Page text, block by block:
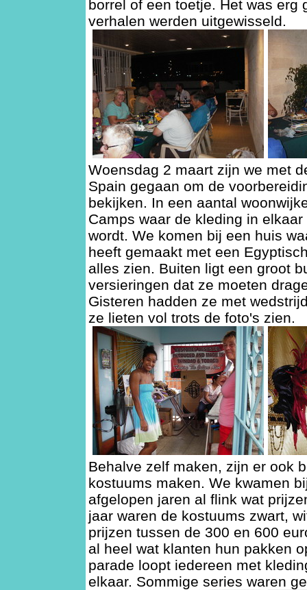
borrel of een toetje. Het was erg
verhalen werden uitgewisseld.
Woensdag 2 maart zijn we met
Spain gegaan om de
bekijken. In een aantal
Camps waar de kleding in
wordt. We komen bij een huis
heeft gemaakt met een
alles zien. Buiten ligt een groot
versieringen dat ze moeten
Gisteren hadden ze met
ze lieten vol trots de foto's zien.
Behalve zelf maken, zijn er ook
kostuums maken. We kwamen
afgelopen jaren al flink wat
jaar waren de kostuums zwart,
prijzen tussen de 300 en 600
al heel wat klanten hun pakken
parade loopt iedereen met
elkaar. Sommige series waren